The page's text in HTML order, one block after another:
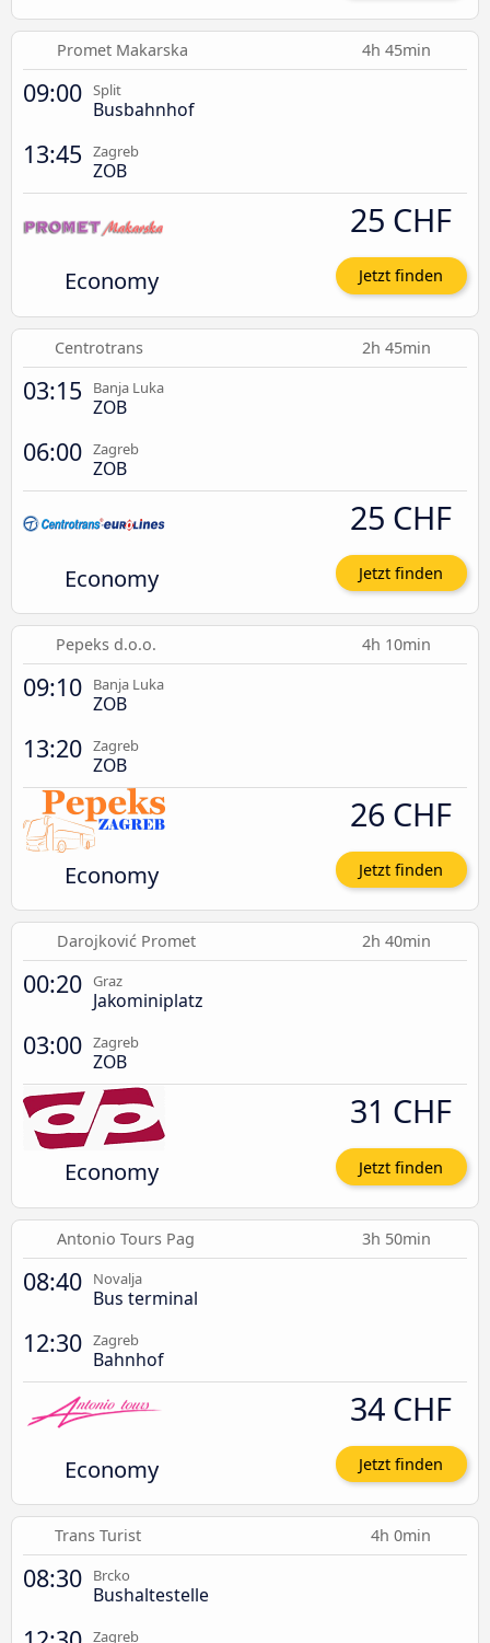
Promet Makarska 4h 45min
09:00 Split
Busbahnhof
13:45 Zagreb
ZOB
Economy
25 CHF
Jetzt finden
Centrotrans 2h 45min
03:15 Banja Luka
ZOB
06:00 Zagreb
ZOB
Economy
25 CHF
Jetzt finden
Pepeks d.o.o. 4h 10min
09:10 Banja Luka
ZOB
13:20 Zagreb
ZOB
Economy
26 CHF
Jetzt finden
Darojković Promet 2h 40min
00:20 Graz
Jakominiplatz
03:00 Zagreb
ZOB
Economy
31 CHF
Jetzt finden
Antonio Tours Pag 3h 50min
08:40 Novalja
Bus terminal
12:30 Zagreb
Bahnhof
Economy
34 CHF
Jetzt finden
Trans Turist 4h 0min
08:30 Brcko
Bushaltestelle
Zagreb